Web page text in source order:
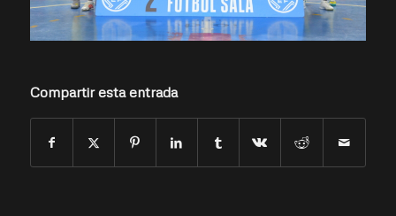
Compartir esta entrada